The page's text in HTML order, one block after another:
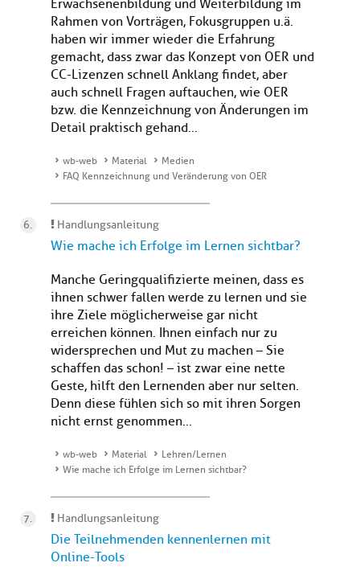
Erwachsenenbildung und Weiterbildung im
Rahmen von Vorträgen, Fokusgruppen u.ä.
haben wir immer wieder die Erfahrung
gemacht, dass zwar das Konzept von OER und
CC-Lizenzen schnell Anklang findet, aber
auch schnell Fragen auftauchen, wie OER
bzw. die Kennzeichnung von Änderungen im
Detail praktisch gehand...
wb-web Material
Medien
FAQ Kennzeichnung und Veränderung von OER
Handlungsanleitung
Wie mache ich Erfolge im Lernen sichtbar?
Manche Geringqualifizierte meinen, dass es
ihnen schwer fallen werde zu lernen und sie
ihre Ziele möglicherweise gar nicht
erreichen können. Ihnen einfach nur zu
widersprechen und Mut zu machen – Sie
schaffen das schon! – ist zwar eine nette
Geste, hilft den Lernenden aber nur selten.
Denn diese fühlen sich so mit ihren Sorgen
nicht ernst genommen...
wb-web Material
Lehren/Lernen
Wie mache ich Erfolge im Lernen sichtbar?
Handlungsanleitung
Die Teilnehmenden kennenlernen mit
Online-Tools